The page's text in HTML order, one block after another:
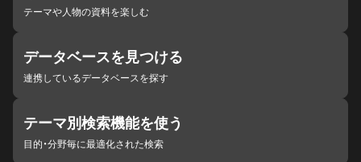
テーマや人物の資料を楽しむ
データベースを見つける
連携しているデータベースを探す
テーマ別検索機能を使う
目的・分野毎に最適化された検索